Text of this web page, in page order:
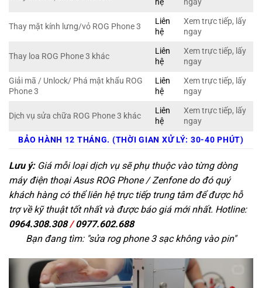
hệ
ngay
Thay mặt kính lưng/vỏ ROG Phone 3
Liên
hệ
Xem trực tiếp, lấy
ngay
Thay loa ROG Phone 3 khác
Liên
hệ
Xem trực tiếp, lấy
ngay
Giải mã / Unlock/ Phá mật khẩu ROG
Phone 3
Liên
hệ
Xem trực tiếp, lấy
ngay
Dịch vụ sửa chữa ROG Phone 3 khác
Liên
hệ
Xem trực tiếp, lấy
ngay
BẢO HÀNH 12 THÁNG. (THỜI GIAN XỬ LÝ: 30-40 PHÚT)
Lưu ý:Giá mỗi loại dịch vụ sẽ phụ thuộc vào từng dòng
máy điện thoại Asus ROG Phone / Zenfone do đó quý
khách hàng có thể liên hệ trực tiếp trung tâm để được hỗ
trợ về kỹ thuật tốt nhất và được báo giá mới nhất. Hotline:
0964.308.308/0977.602.688
Bạn đang tìm: "sửa rog phone 3 sạc không vào pin"